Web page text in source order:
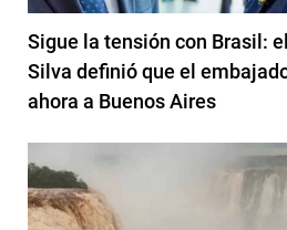
Sigue la tensión con Brasil:
Silva definió que el
ahora a Buenos Aires